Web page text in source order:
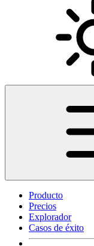
Producto
Precios
Explorador
Casos de éxito